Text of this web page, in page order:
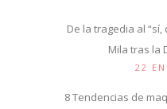
De la tragedia al
Mila tras la
22
8 Tendencias de